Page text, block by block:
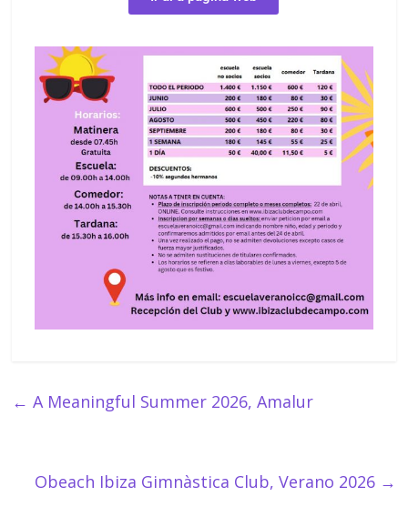
← A Meaningful Summer 2026, Amalur
Obeach Ibiza Gimnàstica Club, Verano 2026 →